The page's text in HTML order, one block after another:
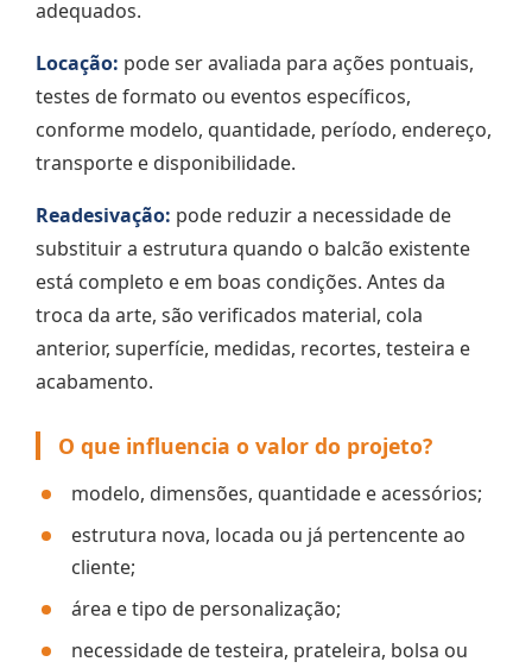
adequados.
Locação: pode ser avaliada para ações pontuais,
testes de formato ou eventos específicos,
conforme modelo, quantidade, período, endereço,
transporte e disponibilidade.
Readesivação: pode reduzir a necessidade de
substituir a estrutura quando o balcão existente
está completo e em boas condições. Antes da
troca da arte, são verificados material, cola
anterior, superfície, medidas, recortes, testeira e
acabamento.
O que influencia o valor do projeto?
modelo, dimensões, quantidade e acessórios;
estrutura nova, locada ou já pertencente ao
cliente;
área e tipo de personalização;
necessidade de testeira, prateleira, bolsa ou